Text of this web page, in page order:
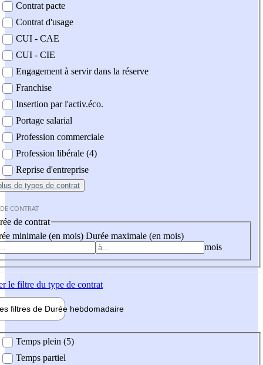
Contrat pacte
Contrat d'usage
CUI - CAE
CUI - CIE
Engagement à servir dans la réserve
Franchise
Insertion par l'activ.éco.
Portage salarial
Profession commerciale
Profession libérale (4)
Reprise d'entreprise
de types de contrat
CONTRAT
de contrat
minimale (en mois) Durée maximale (en mois)
mois
le filtre du type de contrat
filtres de Durée hebdomadaire
Temps plein (5)
Temps partiel